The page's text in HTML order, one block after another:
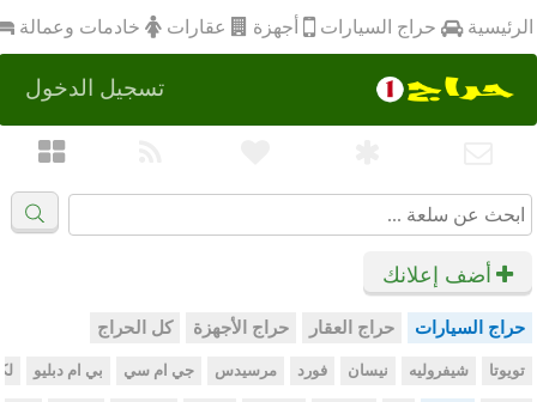
الرئيسية حراج السيارات أجهزة عقارات خادمات وعمالة
تسجيل الدخول
أضف إعلانك
حراج السيارات حراج العقار حراج الأجهزة كل الحراج
تويوتا شيفروليه نيسان فورد مرسيدس جي ام سي بي ام دبليو